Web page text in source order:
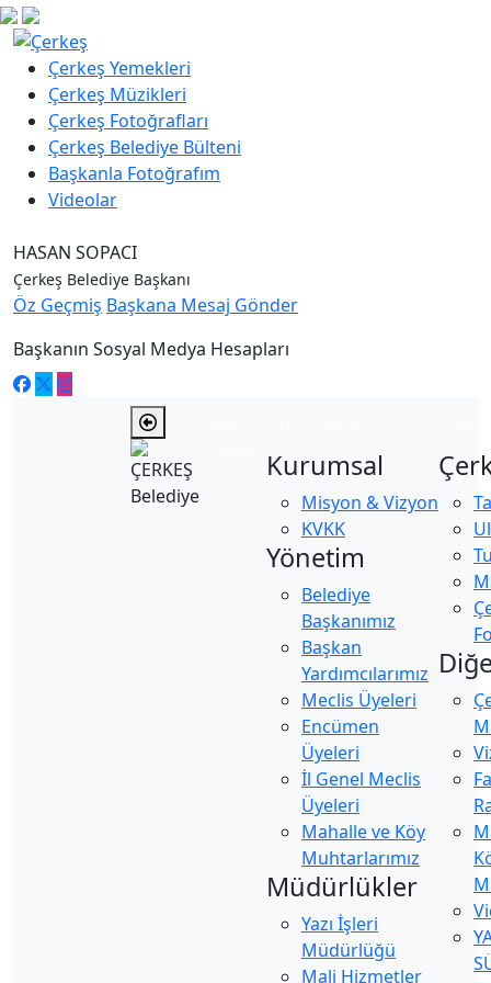
Çerkeş Yemekleri
Çerkeş Müzikleri
Çerkeş Fotoğrafları
Çerkeş Belediye Bülteni
Başkanla Fotoğrafım
Videolar
HASAN SOPACI
Çerkeş Belediye Başkanı
Öz Geçmiş Başkana Mesaj Gönder
Başkanın Sosyal Medya Hesapları
Kurumsal
Misyon & Vizyon
KVKK
Yönetim
Belediye
Başkanımız
Başkan
Yardımcılarımız
Meclis Üyeleri
Encümen
Üyeleri
İl Genel Meclis
Üyeleri
Mahalle ve Köy
Muhtarlarımız
Müdürlükler
Yazı İşleri
Müdürlüğü
Mali Hizmetler